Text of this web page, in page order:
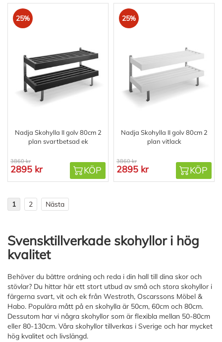
25%
Nadja Skohylla II golv 80cm 2
plan svartbetsad ek
3860 kr
2895 kr KÖP
25%
Nadja Skohylla II golv 80cm 2
plan vitlack
3860 kr
2895 kr KÖP
1 2 Nästa
Svensktillverkade skohyllor i hög
kvalitet
Behöver du bättre ordning och reda i din hall till dina skor och
stövlar? Du hittar här ett stort utbud av små och stora skohyllor i
färgerna svart, vit och ek från Westroth, Oscarssons Möbel &
Habo. Populära mått på en skohylla är 50cm, 60cm och 80cm.
Dessutom har vi några skohyllor som är flexibla mellan 50-80cm
eller 80-130cm. Våra skohyllor tillverkas i Sverige och har mycket
hög kvalitet och livslängd.